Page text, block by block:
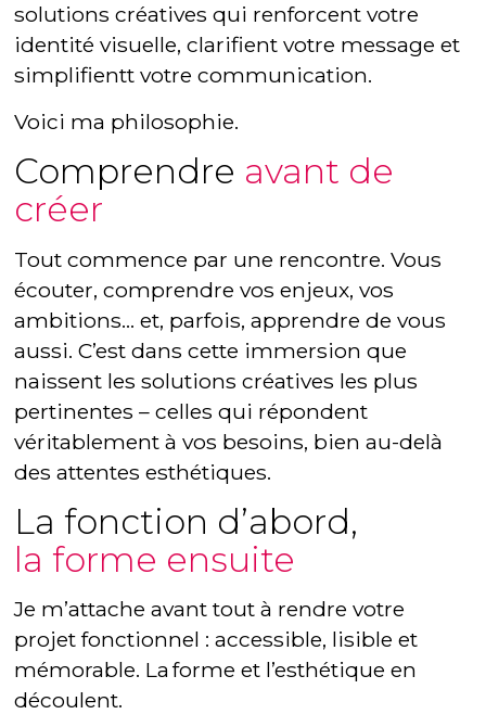
solutions créatives qui renforcent votre
identité visuelle, clarifient votre message et
simplifientt votre communication.
Voici ma philosophie.
Comprendre avant de
créer
Tout commence par une rencontre. Vous
écouter, comprendre vos enjeux, vos
ambitions… et, parfois, apprendre de vous
aussi. C’est dans cette immersion que
naissent les solutions créatives les plus
pertinentes – celles qui répondent
véritablement à vos besoins, bien au-delà
des attentes esthétiques.
La fonction d’abord,
la forme ensuite
Je m’attache avant tout à rendre votre
projet fonctionnel : accessible, lisible et
mémorable. La forme et l’esthétique en
découlent.